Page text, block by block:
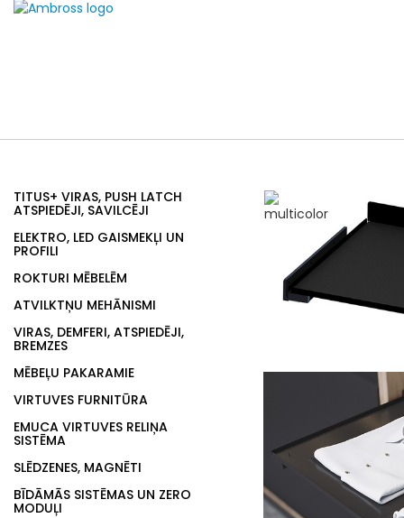
TITUS+ VIRAS, PUSH LATCH
ATSPIEDĒJI, SAVILCĒJI
ELEKTRO, LED GAISMEKĻI UN
PROFILI
ROKTURI MĒBELĒM
ATVILKTŅU MEHĀNISMI
VIRAS, DEMFERI, ATSPIEDĒJI,
BREMZES
MĒBEĻU PAKARAMIE
VIRTUVES FURNITŪRA
EMUCA VIRTUVES RELIŅA
SISTĒMA
SLĒDZENES, MAGNĒTI
BĪDĀMĀS SISTĒMAS UN ZERO
MODUĻI